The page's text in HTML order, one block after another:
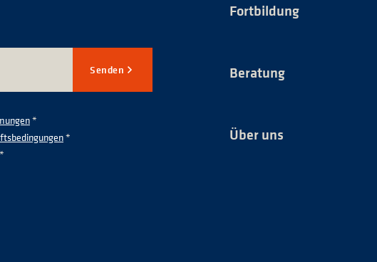
Senden
*
*
*
Fortbildung
Beratung
Über uns